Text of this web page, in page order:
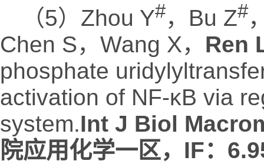
（5）Zhou Y#，Bu Z#
Chen S，Wang X， Ren
phosphate
activation of NF-κB via
system.Int J Biol
院应用化学一区，IF：